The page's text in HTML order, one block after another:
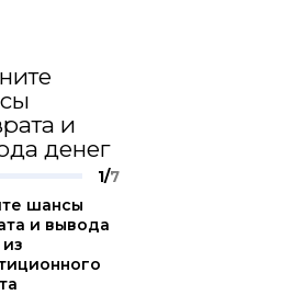
и
денег
1/7
шансы
и вывода